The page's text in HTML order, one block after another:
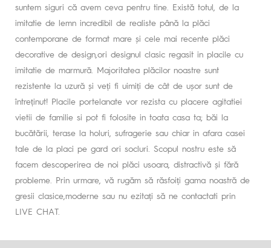
suntem siguri că avem ceva pentru tine. Există totul, de la
imitatie de lemn incredibil de realiste până la plăci
contemporane de format mare și cele mai recente plăci
decorative de design,ori designul clasic regasit in placile cu
imitatie de marmură. Majoritatea plăcilor noastre sunt
rezistente la uzură și veți fi uimiți de cât de ușor sunt de
întreținut! Placile portelanate vor rezista cu placere agitatiei
vietii de familie si pot fi folosite in toata casa ta; băi la
bucătării, terase la holuri, sufragerie sau chiar in afara casei
tale de la placi pe gard ori socluri. Scopul nostru este să
facem descoperirea de noi plăci usoara, distractivă și fără
probleme. Prin urmare, vă rugăm să răsfoiți gama noastră de
gresii clasice,moderne sau nu ezitați să ne contactati prin
LIVE CHAT.